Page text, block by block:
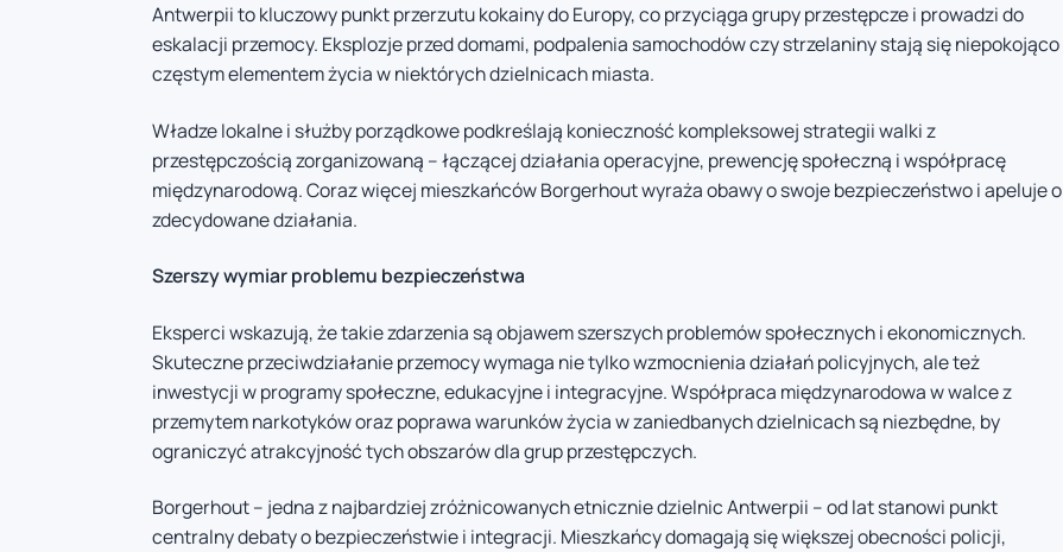
Antwerpii to kluczowy punkt przerzutu kokainy do Europy, co przyciąga grupy przestępcze i prowadzi do
eskalacji przemocy. Eksplozje przed domami, podpalenia samochodów czy strzelaniny stają się niepokojąco
częstym elementem życia w niektórych dzielnicach miasta.
Władze lokalne i służby porządkowe podkreślają konieczność kompleksowej strategii walki z
przestępczością zorganizowaną – łączącej działania operacyjne, prewencję społeczną i współpracę
międzynarodową. Coraz więcej mieszkańców Borgerhout wyraża obawy o swoje bezpieczeństwo i apeluje o
zdecydowane działania.
Szerszy wymiar problemu bezpieczeństwa
Eksperci wskazują, że takie zdarzenia są objawem szerszych problemów społecznych i ekonomicznych.
Skuteczne przeciwdziałanie przemocy wymaga nie tylko wzmocnienia działań policyjnych, ale też
inwestycji w programy społeczne, edukacyjne i integracyjne. Współpraca międzynarodowa w walce z
przemytem narkotyków oraz poprawa warunków życia w zaniedbanych dzielnicach są niezbędne, by
ograniczyć atrakcyjność tych obszarów dla grup przestępczych.
Borgerhout – jedna z najbardziej zróżnicowanych etnicznie dzielnic Antwerpii – od lat stanowi punkt
centralny debaty o bezpieczeństwie i integracji. Mieszkańcy domagają się większej obecności policji,